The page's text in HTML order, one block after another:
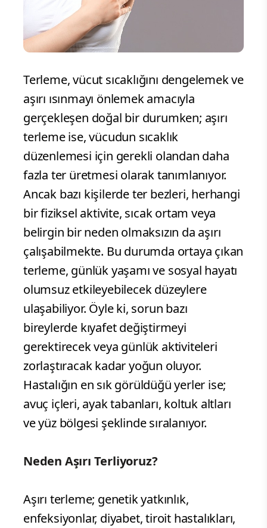
Terleme, vücut sıcaklığını dengelemek ve
aşırı ısınmayı önlemek amacıyla
gerçekleşen doğal bir durumken; aşırı
terleme ise, vücudun sıcaklık
düzenlemesi için gerekli olandan daha
fazla ter üretmesi olarak tanımlanıyor.
Ancak bazı kişilerde ter bezleri, herhangi
bir fiziksel aktivite, sıcak ortam veya
belirgin bir neden olmaksızın da aşırı
çalışabilmekte. Bu durumda ortaya çıkan
terleme, günlük yaşamı ve sosyal hayatı
olumsuz etkileyebilecek düzeylere
ulaşabiliyor. Öyle ki, sorun bazı
bireylerde kıyafet değiştirmeyi
gerektirecek veya günlük aktiviteleri
zorlaştıracak kadar yoğun oluyor.
Hastalığın en sık görüldüğü yerler ise;
avuç içleri, ayak tabanları, koltuk altları
ve yüz bölgesi şeklinde sıralanıyor.
Neden Aşırı Terliyoruz?
Aşırı terleme; genetik yatkınlık,
enfeksiyonlar, diyabet, tiroit hastalıkları,